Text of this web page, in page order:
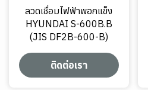
ลวดเชื่อมไฟฟ้าพอกแข็ง
HYUNDAI S-600B.B
(JIS DF2B-600-B)
ติดต่อเรา